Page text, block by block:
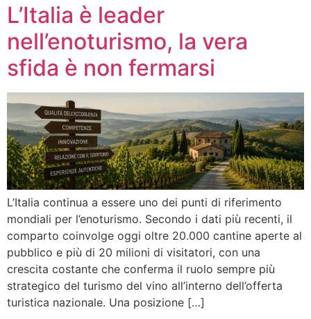
L’Italia è leader
nell’enoturismo, la vera
sfida è non fermarsi
L’Italia continua a essere uno dei punti di riferimento
mondiali per l’enoturismo. Secondo i dati più recenti, il
comparto coinvolge oggi oltre 20.000 cantine aperte al
pubblico e più di 20 milioni di visitatori, con una
crescita costante che conferma il ruolo sempre più
strategico del turismo del vino all’interno dell’offerta
turistica nazionale. Una posizione […]